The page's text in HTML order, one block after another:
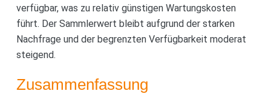
verfügbar, was zu relativ günstigen Wartungskosten
führt. Der Sammlerwert bleibt aufgrund der starken
Nachfrage und der begrenzten Verfügbarkeit moderat
steigend.
Zusammenfassung